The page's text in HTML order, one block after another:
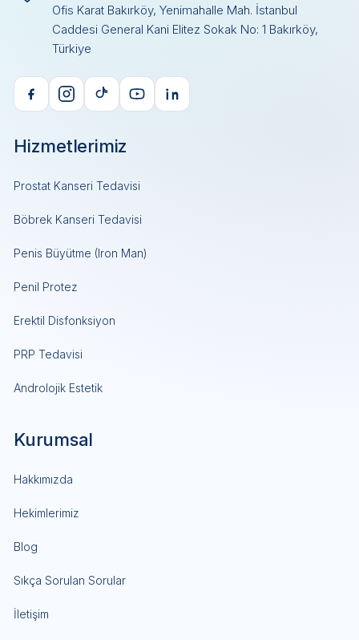
Ofis Karat Bakırköy, Yenimahalle Mah. İstanbul
Caddesi General Kani Elitez Sokak No: 1 Bakırköy,
Türkiye
Hizmetlerimiz
Prostat Kanseri Tedavisi
Böbrek Kanseri Tedavisi
Penis Büyütme (Iron Man)
Penil Protez
Erektil Disfonksiyon
PRP Tedavisi
Androlojik Estetik
Kurumsal
Hakkımızda
Hekimlerimiz
Blog
Sıkça Sorulan Sorular
İletişim